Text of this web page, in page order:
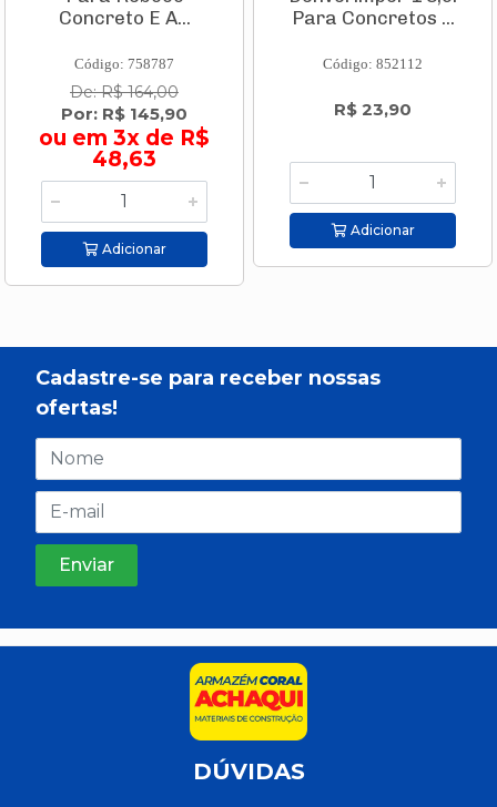
Concreto E A...
Código: 758787
De: R$ 164,00
Por: R$ 145,90
ou em 3x de R$
48,63
Adicionar
Para Concretos ...
Código: 852112
R$ 23,90
Adicionar
Cadastre-se para receber nossas
ofertas!
DÚVIDAS